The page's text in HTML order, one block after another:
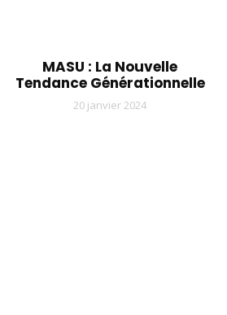
MASU : La Nouvelle
Tendance Générationnelle
20 janvier 2024